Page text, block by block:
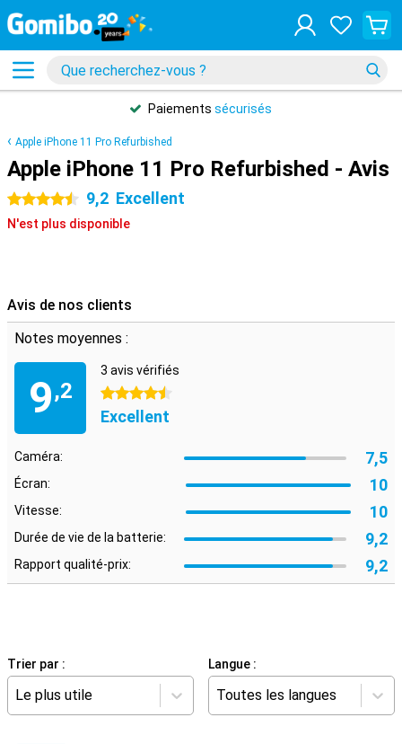
Paiements sécurisés
Apple iPhone 11 Pro Refurbished
Apple iPhone 11 Pro Refurbished - Avis
4.5 étoiles 9,2 Excellent
N'est plus disponible
Avis de nos clients
Notes moyennes :
9,2
3 avis vérifiés
4.5 étoiles
Excellent
Caméra: 7,5
Écran: 10
Vitesse: 10
Durée de vie de la batterie: 9,2
Rapport qualité-prix: 9,2
Trier par :
Le plus utile
Langue :
Toutes les langues